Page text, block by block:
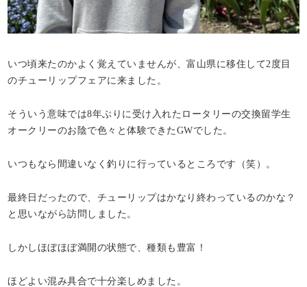
いつ頃来たのかよく覚えていませんが、富山県に移住して2度目
のチューリップフェアに来ました。
そういう意味では8年ぶりに受け入れたロータリーの交換留学生
オークリーのお陰で色々と体験できたGWでした。
いつもなら間違いなく釣りに行っているところです（笑）。
最終日だったので、チューリップはかなり終わっているのかな？
と思いながら訪問しました。
しかしほぼほぼ満開の状態で、種類も豊富！
ほどよい混み具合で十分楽しめました。